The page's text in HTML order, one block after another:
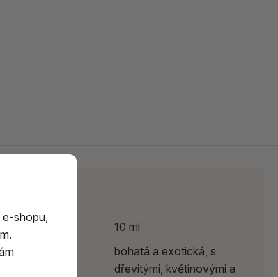
10 ml
bohatá a exotická, s
dřevitými, květinovými a
shopu,